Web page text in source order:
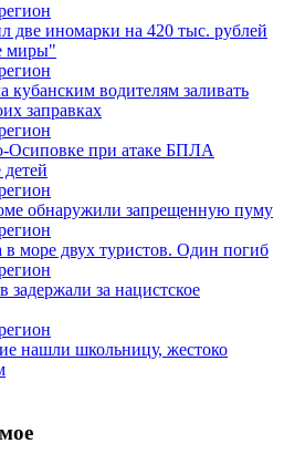
две иномарки на 420 тыс. рублей
миры"
кубанским водителям заливать
заправках
Осиповке при атаке БПЛА
детей
обнаружили запрещенную пуму
в море двух туристов. Один погиб
за нацистское
нашли школьницу, жестоко